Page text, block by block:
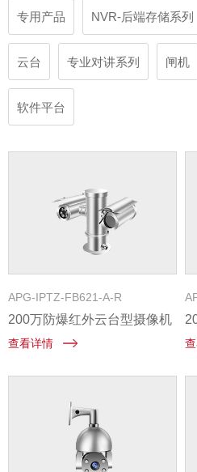
专用产品 NVR-后端存储系列
云台 专业对讲系列 闸机
软件平台
APG-IPTZ-FB621-A-R
200万防爆红外云台型摄像机
查看详情